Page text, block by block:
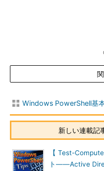
Windows PowerShell基
新しい連載記
【 Test-
ト――Active